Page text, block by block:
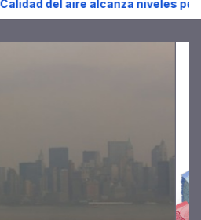
niveles peligrosos en NYC